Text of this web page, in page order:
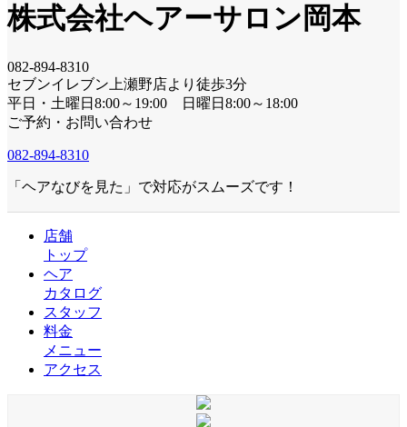
株式会社ヘアーサロン岡本
082-894-8310
セブンイレブン上瀬野店より徒歩3分
平日・土曜日8:00～19:00 日曜日8:00～18:00
ご予約・お問い合わせ
082-894-8310
「ヘアなびを見た」で対応がスムーズです！
店舗
トップ
ヘア
カタログ
スタッフ
料金
メニュー
アクセス